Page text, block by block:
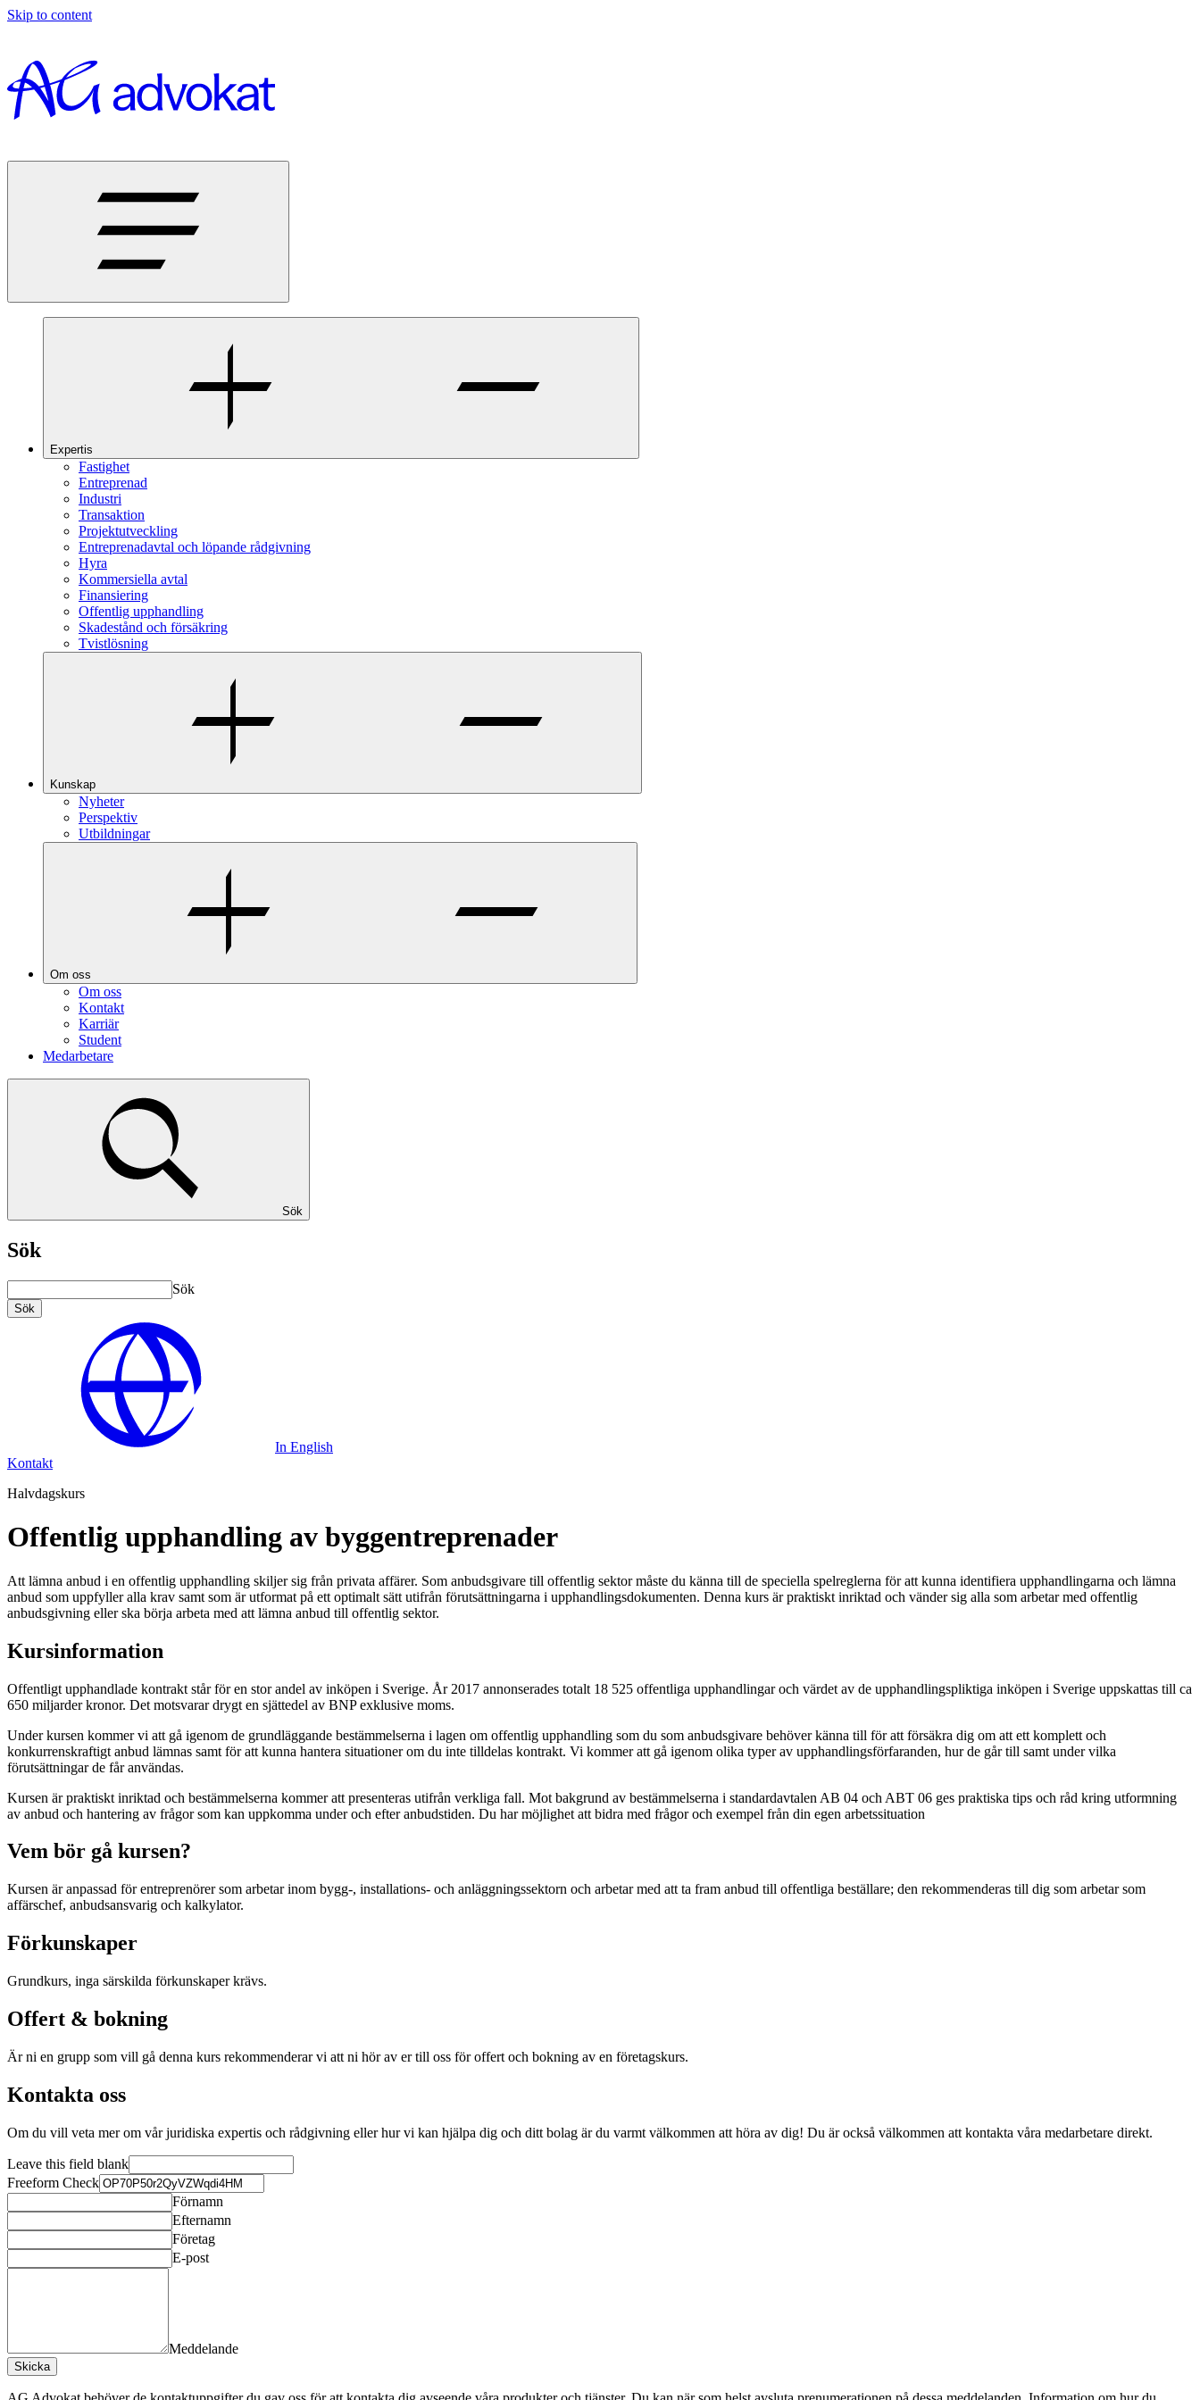
Skip to content
Expertis
Fastighet
Entreprenad
Industri
Transaktion
Projektutveckling
Entreprenadavtal och löpande rådgivning
Hyra
Kommersiella avtal
Finansiering
Offentlig upphandling
Skadestånd och försäkring
Tvistlösning
Kunskap
Nyheter
Perspektiv
Utbildningar
Om oss
Om oss
Kontakt
Karriär
Student
Medarbetare
Sök
Sök
Sök
Sök
In English
Kontakt
Halvdagskurs
Offentlig upphandling av byggentreprenader
Att lämna anbud i en offentlig upphandling skiljer sig från privata affärer. Som anbudsgivare till offentlig sektor måste du känna till de speciella spelreglerna för att kunna identifiera upphandlingarna och lämna
anbud som uppfyller alla krav samt som är utformat på ett optimalt sätt utifrån förutsättningarna i upphandlingsdokumenten. Denna kurs är praktiskt inriktad och vänder sig alla som arbetar med offentlig
anbudsgivning eller ska börja arbeta med att lämna anbud till offentlig sektor.
Kursinformation
Offentligt upphandlade kontrakt står för en stor andel av inköpen i Sverige. År 2017 annonserades totalt 18 525 offentliga upphandlingar och värdet av de upphandlingspliktiga inköpen i Sverige uppskattas till ca
650 miljarder kronor. Det motsvarar drygt en sjättedel av BNP exklusive moms.
Under kursen kommer vi att gå igenom de grundläggande bestämmelserna i lagen om offentlig upphandling som du som anbudsgivare behöver känna till för att försäkra dig om att ett komplett och
konkurrenskraftigt anbud lämnas samt för att kunna hantera situationer om du inte tilldelas kontrakt. Vi kommer att gå igenom olika typer av upphandlingsförfaranden, hur de går till samt under vilka
förutsättningar de får användas.
Kursen är praktiskt inriktad och bestämmelserna kommer att presenteras utifrån verkliga fall. Mot bakgrund av bestämmelserna i standardavtalen AB 04 och ABT 06 ges praktiska tips och råd kring utformning
av anbud och hantering av frågor som kan uppkomma under och efter anbudstiden. Du har möjlighet att bidra med frågor och exempel från din egen arbetssituation
Vem bör gå kursen?
Kursen är anpassad för entreprenörer som arbetar inom bygg-, installations- och anläggningssektorn och arbetar med att ta fram anbud till offentliga beställare; den rekommenderas till dig som arbetar som
affärschef, anbudsansvarig och kalkylator.
Förkunskaper
Grundkurs, inga särskilda förkunskaper krävs.
Offert & bokning
Är ni en grupp som vill gå denna kurs rekommenderar vi att ni hör av er till oss för offert och bokning av en företagskurs.
Kontakta oss
Om du vill veta mer om vår juridiska expertis och rådgivning eller hur vi kan hjälpa dig och ditt bolag är du varmt välkommen att höra av dig! Du är också välkommen att kontakta våra medarbetare direkt.
Leave this field blank
Freeform Check
Förnamn
Efternamn
Företag
E-post
Meddelande
Skicka